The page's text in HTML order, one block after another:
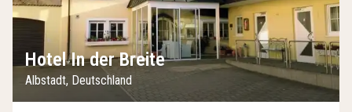
Hotel In der Breite
Albstadt, Deutschland